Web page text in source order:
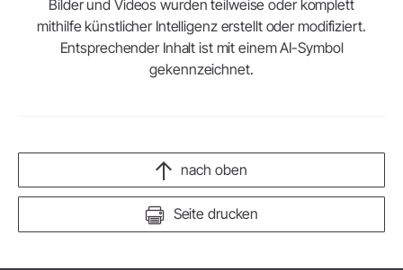
Bilder und Videos wurden teilweise oder komplett
mithilfe künstlicher Intelligenz erstellt oder modifiziert.
Entsprechender Inhalt ist mit einem AI-Symbol
gekennzeichnet.
Seite drucken
nach oben